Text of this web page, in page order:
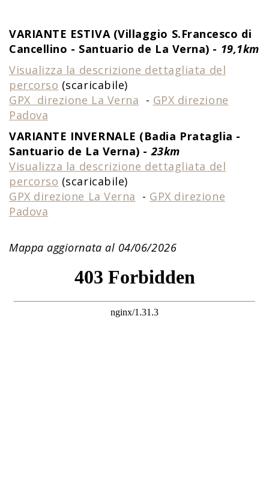
VARIANTE ESTIVA (Villaggio S.Francesco di
Cancellino - Santuario de La Verna) - 19,1km
Visualizza la descrizione dettagliata del
percorso (scaricabile)
GPX direzione La Verna - GPX direzione
Padova
VARIANTE INVERNALE (Badia Prataglia -
Santuario de La Verna) -23km
Visualizza la descrizione dettagliata del
percorso (scaricabile)
GPX direzione La Verna - GPX direzione
Padova
Mappa aggiornata al 04/06/2026